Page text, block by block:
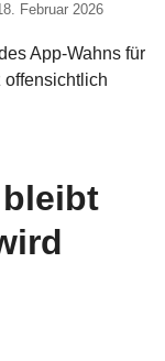
Februar 2026
App-Wahns für
offensichtlich